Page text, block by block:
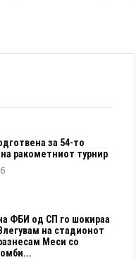
за 54-то
ракометниот турнир
ФБИ од СП го шокираа
на стадионот
Меси со